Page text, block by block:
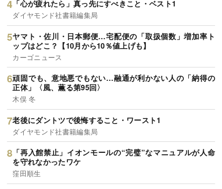
「心が疲れたら」真っ先にすべきこと・ベスト1
ダイヤモンド社書籍編集局
ヤマト・佐川・日本郵便…宅配便の「取扱個数」増加率ト
ップはどこ？【10月から10％値上げも】
カーゴニュース
頑固でも、意地悪でもない…融通が利かない人の「納得の
正体」〈風、薫る第95回〉
木俣 冬
老後にダントツで後悔すること・ワースト1
ダイヤモンド社書籍編集局
「再入館禁止」イオンモールの“完璧”なマニュアルが人命
を守れなかったワケ
窪田順生